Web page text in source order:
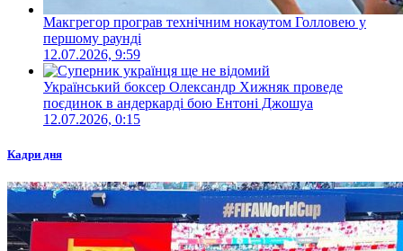
Макгрегор програв технічним нокаутом Голловею у
першому раунді
12.07.2026, 9:59
Український боксер Олександр Хижняк проведе
поєдинок в андеркарді бою Ентоні Джошуа
12.07.2026, 0:15
Кадри дня